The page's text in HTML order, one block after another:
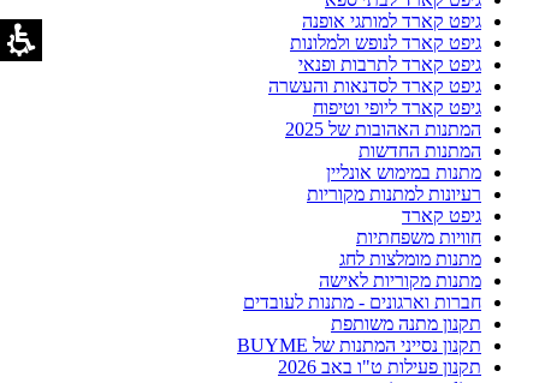
גיפט קארד למותגי אופנה
גיפט קארד לנופש ולמלונות
גיפט קארד לתרבות ופנאי
גיפט קארד לסדנאות והעשרה
גיפט קארד ליופי וטיפוח
המתנות האהובות של 2025
המתנות החדשות
מתנות במימוש אונליין
רעיונות למתנות מקוריות
גיפט קארד
חוויות משפחתיות
מתנות מומלצות לחג
מתנות מקוריות לאישה
חברות וארגונים - מתנות לעובדים
תקנון מתנה משותפת
תקנון נסייני המתנות של BUYME
תקנון פעילות ט"ו באב 2026